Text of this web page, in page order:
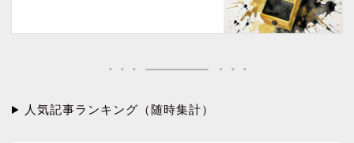
人気記事ランキング（随時集計）